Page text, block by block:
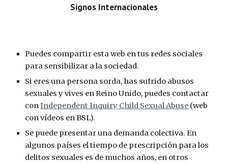
Signos Internacionales
Puedes compartir esta web en tus redes sociales
para sensibilizar a la sociedad.
Si eres una persona sorda, has sufrido abusos
sexuales y vives en Reino Unido, puedes contactar
con Independent Inquiry Child Sexual Abuse (web
con vídeos en BSL).
Se puede presentar una demanda colectiva. En
algunos países el tiempo de prescripción para los
delitos sexuales es de muchos años, en otros